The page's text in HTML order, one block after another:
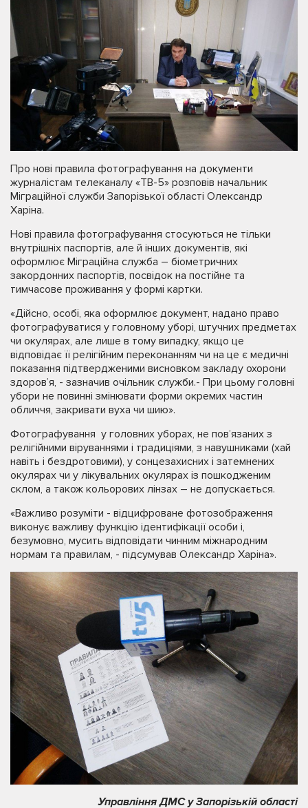
Про нові правила фотографування на документи
журналістам телеканалу «ТВ-5» розповів начальник
Міграційної служби Запорізької області Олександр
Харіна.
Нові правила фотографування стосуються не тільки
внутрішніх паспортів, але й інших документів, які
оформлює Міграційна служба – біометричних
закордонних паспортів, посвідок на постійне та
тимчасове проживання у формі картки.
«Дійсно, особі, яка оформлює документ, надано право
фотографуватися у головному уборі, штучних предметах
чи окулярах, але лише в тому випадку, якщо це
відповідає її релігійним переконанням чи на це є медичні
показання підтвердженими висновком закладу охорони
здоров’я, - зазначив очільник служби.- При цьому головні
убори не повинні змінювати форми окремих частин
обличчя, закривати вуха чи шию».
Фотографування у головних уборах, не пов’язаних з
релігійними віруваннями і традиціями, з навушниками (хай
навіть і бездротовими), у сонцезахисних і затемнених
окулярах чи у лікувальних окулярах із пошкодженим
склом, а також кольорових лінзах – не допускається.
«Важливо розуміти - відцифроване фотозображення
виконує важливу функцію ідентифікації особи і,
безумовно, мусить відповідати чинним міжнародним
нормам та правилам, - підсумував Олександр Харіна».
Управління ДМС у Запорізькій області